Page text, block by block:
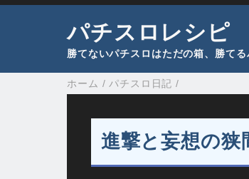
パチスロレシピ
勝てないパチスロはただの箱、勝て
ホーム / パチスロ日記 /
進撃と妄想の狭